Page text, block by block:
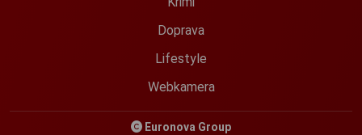
Doprava
Lifestyle
Webkamera
Euronova Group